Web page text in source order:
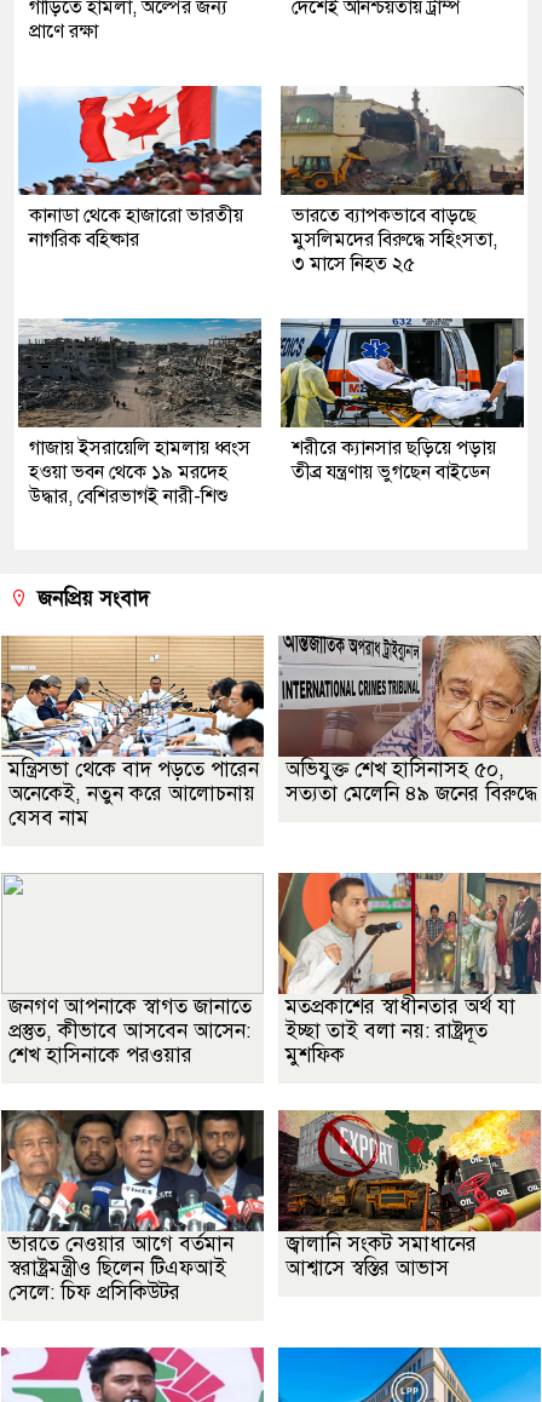
গাড়িতে হামলা, অল্পের জন্য
প্রাণে রক্ষা
দেশেই অনিশ্চয়তায় ট্রাম্প
কানাডা থেকে হাজারো ভারতীয়
নাগরিক বহিষ্কার
ভারতে ব্যাপকভাবে বাড়ছে
মুসলিমদের বিরুদ্ধে সহিংসতা,
৩ মাসে নিহত ২৫
গাজায় ইসরায়েলি হামলায় ধ্বংস
হওয়া ভবন থেকে ১৯ মরদেহ
উদ্ধার, বেশিরভাগই নারী-শিশু
শরীরে ক্যানসার ছড়িয়ে পড়ায়
তীব্র যন্ত্রণায় ভুগছেন বাইডেন
জনপ্রিয় সংবাদ
মন্ত্রিসভা থেকে বাদ পড়তে পারেন
অনেকেই, নতুন করে আলোচনায়
যেসব নাম
অভিযুক্ত শেখ হাসিনাসহ ৫০,
সত্যতা মেলেনি ৪৯ জনের বিরুদ্ধে
জনগণ আপনাকে স্বাগত জানাতে
প্রস্তুত, কীভাবে আসবেন আসেন:
শেখ হাসিনাকে পরওয়ার
মতপ্রকাশের স্বাধীনতার অর্থ যা
ইচ্ছা তাই বলা নয়: রাষ্ট্রদূত
মুশফিক
ভারতে নেওয়ার আগে বর্তমান
স্বরাষ্ট্রমন্ত্রীও ছিলেন টিএফআই
সেলে: চিফ প্রসিকিউটর
জ্বালানি সংকট সমাধানের
আশ্বাসে স্বস্তির আভাস